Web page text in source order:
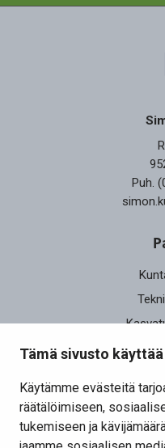
Tämä sivusto
Käytämme evästeitä
räätälöimiseen,
tukemiseen ja
Puh.